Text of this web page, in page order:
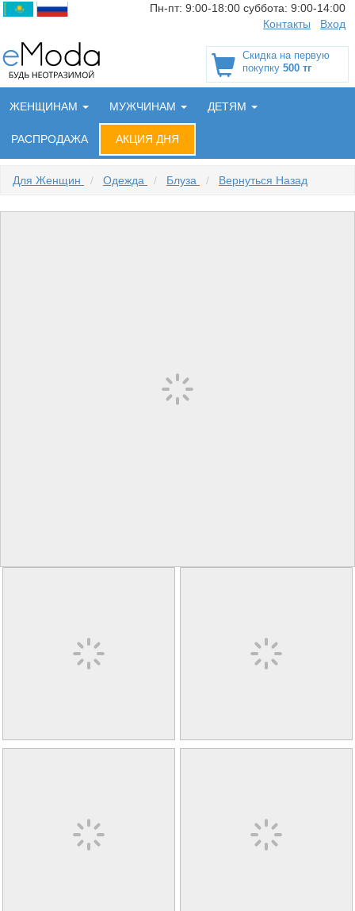
Пн-пт: 9:00-18:00 суббота: 9:00-14:00
Контакты
Вход
Скидка на первую
покупку 500 тг
ЖЕНЩИНАМ МУЖЧИНАМ ДЕТЯМ
РАСПРОДАЖА АКЦИЯ ДНЯ
Для Женщин / Одежда / Блуза / Вернуться Назад